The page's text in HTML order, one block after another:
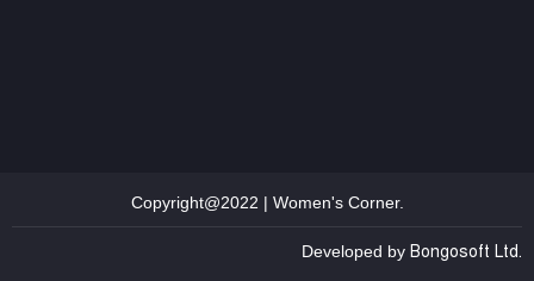
Copyright@2022 | Women's Corner.
Developed by Bongosoft Ltd.